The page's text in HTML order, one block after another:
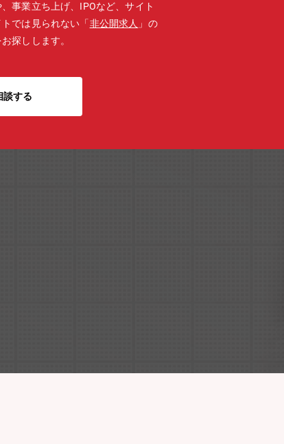
事業立ち上げ、IPOなど、サイト
では見られない「非公開求人 」の
探しします。
談する